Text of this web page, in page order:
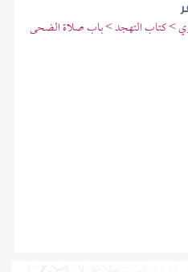
> كتاب التهجد > باب صلاة الضحى